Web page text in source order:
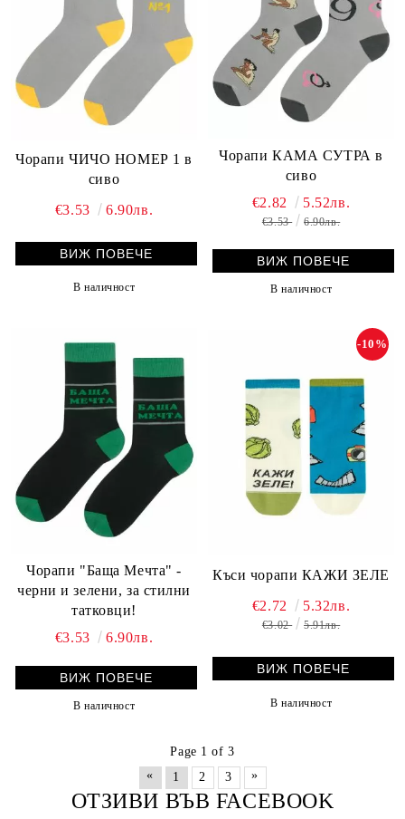
Чорапи ЧИЧО НОМЕР 1 в
сиво
€3.53
6.90лв.
ВИЖ ПОВЕЧЕ
В наличност
Чорапи КАМА СУТРА в
сиво
€2.82 5.52лв.
€3.53 6.90лв.
ВИЖ ПОВЕЧЕ
В наличност
Чорапи "Баща Мечта" -
черни и зелени, за стилни
татковци!
€3.53
6.90лв.
ВИЖ ПОВЕЧЕ
В наличност
Къси чорапи КАЖИ ЗЕЛЕ
-10%
€2.72 5.32лв.
€3.02 5.91лв.
ВИЖ ПОВЕЧЕ
В наличност
Page 1 of 3
«
1 2 3 »
ОТЗИВИ ВЪВ FACEBOOK